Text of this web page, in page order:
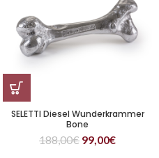
SELETTI Diesel Wunderkrammer
Bone
188,00€ 99,00€